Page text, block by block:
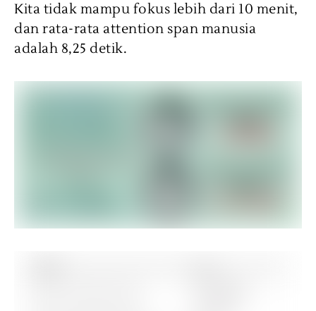
Kita tidak mampu fokus lebih dari 10 menit,
dan rata-rata attention span manusia
adalah 8,25 detik.